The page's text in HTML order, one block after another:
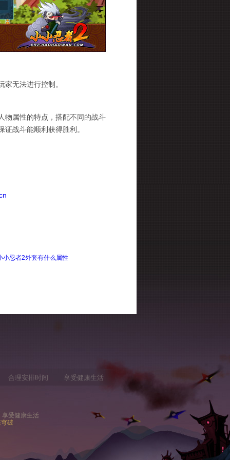
无法进行控制。
属性的特点，搭配不同的战斗
战斗能顺利获得胜利。
小忍者2外套有什么属性
合理安排时间 享受健康生活
享受健康生活
破